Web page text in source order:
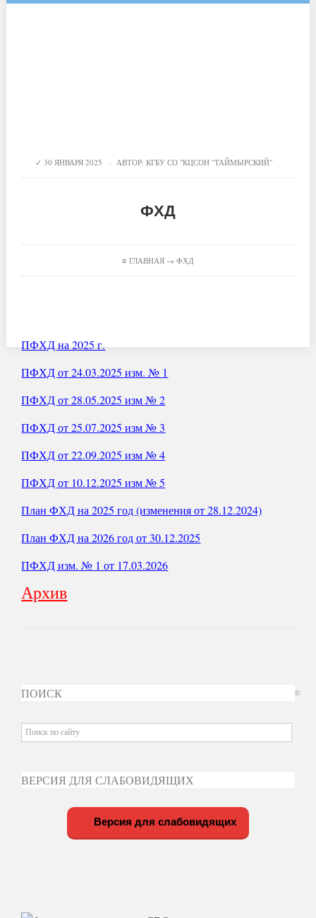
30 ЯНВАРЯ 2025 · АВТОР:КГБУ СО "КЦСОН "ТАЙМЫРСКИЙ"
ФХД
≡ ГЛАВНАЯ→ ФХД
ПФХД на 2025 г.
ПФХД от 24.03.2025 изм. № 1
ПФХД от 28.05.2025 изм № 2
ПФХД от 25.07.2025 изм № 3
ПФХД от 22.09.2025 изм № 4
ПФХД от 10.12.2025 изм № 5
План ФХД на 2025 год (изменения от 28.12.2024)
План ФХД на 2026 год от 30.12.2025
ПФХД изм. № 1 от 17.03.2026
Архив
ПОИСК
ВЕРСИЯ ДЛЯ СЛАБОВИДЯЩИХ
Версия для слабовидящих
©